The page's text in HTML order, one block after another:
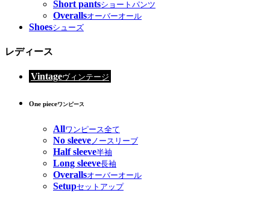
Short pantsショートパンツ
Overallsオーバーオール
Shoesシューズ
レディース
Vintageヴィンテージ
One pieceワンピース
Allワンピース全て
No sleeveノースリーブ
Half sleeve半袖
Long sleeve長袖
Overallsオーバーオール
Setupセットアップ